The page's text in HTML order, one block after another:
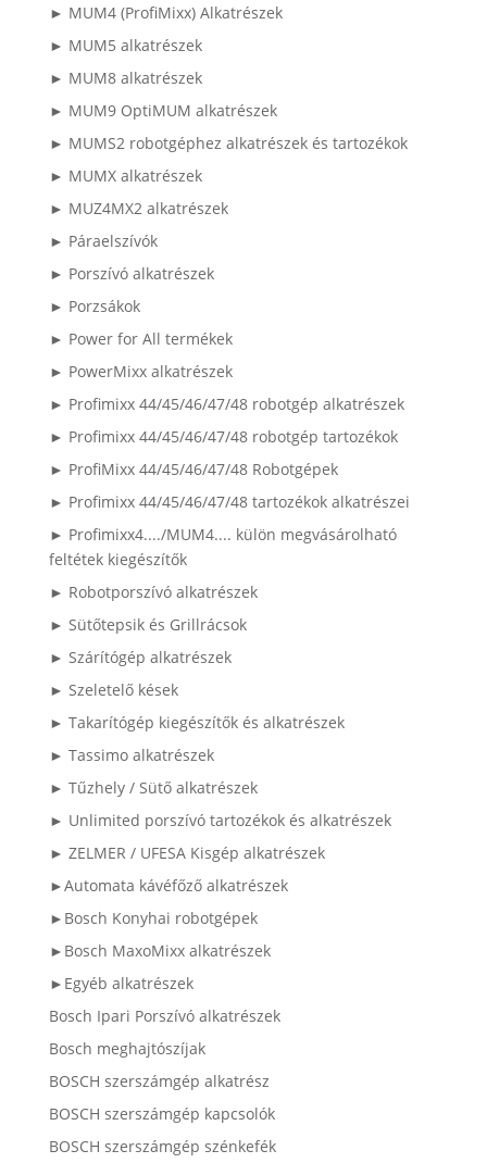
► MUM4 (ProfiMixx) Alkatrészek
► MUM5 alkatrészek
► MUM8 alkatrészek
► MUM9 OptiMUM alkatrészek
► MUMS2 robotgéphez alkatrészek és tartozékok
► MUMX alkatrészek
► MUZ4MX2 alkatrészek
► Páraelszívók
► Porszívó alkatrészek
► Porzsákok
► Power for All termékek
► PowerMixx alkatrészek
► Profimixx 44/45/46/47/48 robotgép alkatrészek
► Profimixx 44/45/46/47/48 robotgép tartozékok
► ProfiMixx 44/45/46/47/48 Robotgépek
► Profimixx 44/45/46/47/48 tartozékok alkatrészei
► Profimixx4..../MUM4.... külön megvásárolható
feltétek kiegészítők
► Robotporszívó alkatrészek
► Sütőtepsik és Grillrácsok
► Szárítógép alkatrészek
► Szeletelő kések
► Takarítógép kiegészítők és alkatrészek
► Tassimo alkatrészek
► Tűzhely / Sütő alkatrészek
► Unlimited porszívó tartozékok és alkatrészek
► ZELMER / UFESA Kisgép alkatrészek
►Automata kávéfőző alkatrészek
►Bosch Konyhai robotgépek
►Bosch MaxoMixx alkatrészek
►Egyéb alkatrészek
Bosch Ipari Porszívó alkatrészek
Bosch meghajtószíjak
BOSCH szerszámgép alkatrész
BOSCH szerszámgép kapcsolók
BOSCH szerszámgép szénkefék